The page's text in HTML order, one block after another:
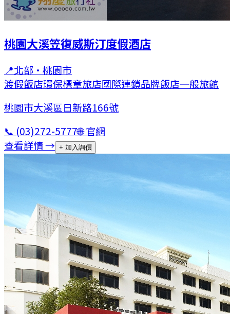
桃園大溪笠復威斯汀度假酒店
📍北部 · 桃園市
渡假飯店環保標章旅店國際連鎖品牌飯店一般旅館
桃園市大溪區日新路166號
📞 (03)272-5777🌐 官網
查看詳情 → + 加入詢價